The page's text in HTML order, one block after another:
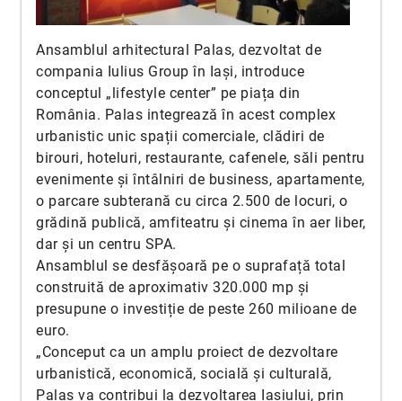
Ansamblul arhitectural Palas, dezvoltat de
compania Iulius Group în Iași, introduce
conceptul „lifestyle center” pe piața din
România. Palas integrează în acest complex
urbanistic unic spații comerciale, clădiri de
birouri, hoteluri, restaurante, cafenele, săli pentru
evenimente și întâlniri de business, apartamente,
o parcare subterană cu circa 2.500 de locuri, o
grădină publică, amfiteatru și cinema în aer liber,
dar și un centru SPA.
Ansamblul se desfășoară pe o suprafață total
construită de aproximativ 320.000 mp și
presupune o investiție de peste 260 milioane de
euro.
„Conceput ca un amplu proiect de dezvoltare
urbanistică, economică, socială și culturală,
Palas va contribui la dezvoltarea Iașiului, prin